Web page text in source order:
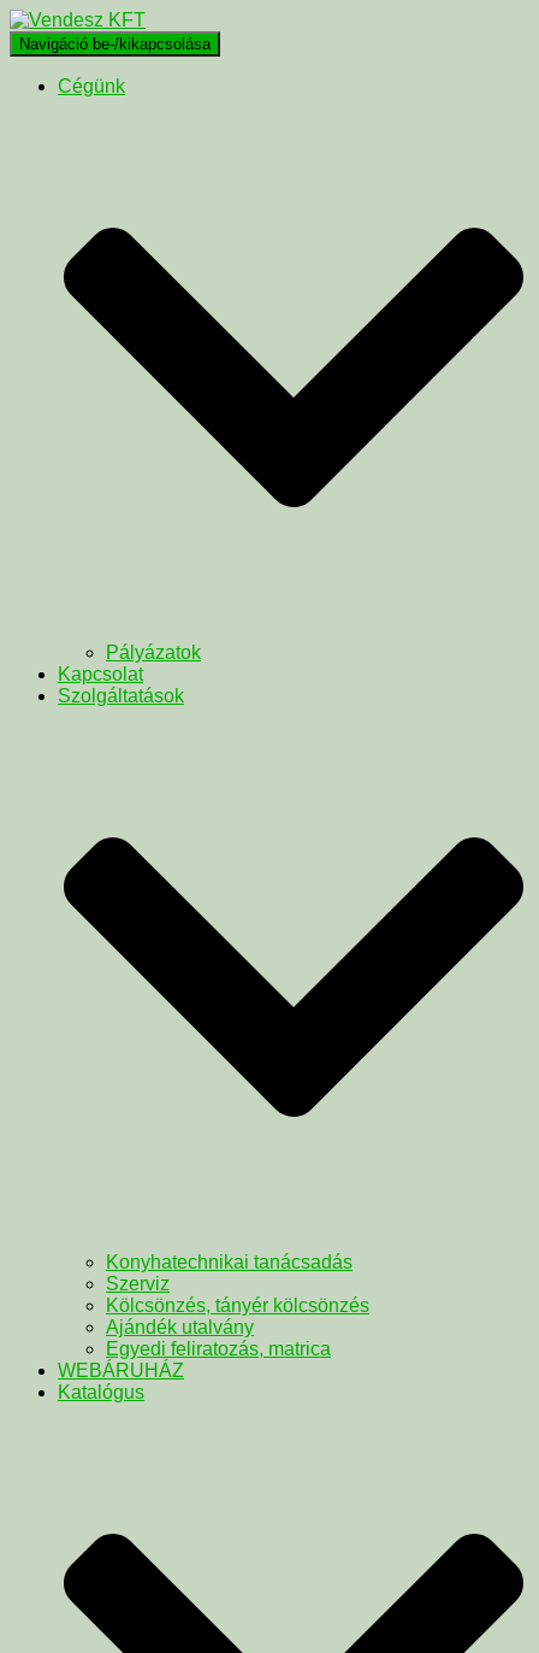
Navigáció be-/kikapcsolása
Cégünk
Pályázatok
Kapcsolat
Szolgáltatások
Konyhatechnikai tanácsadás
Szerviz
Kölcsönzés, tányér kölcsönzés
Ajándék utalvány
Egyedi feliratozás, matrica
WEBÁRUHÁZ
Katalógus